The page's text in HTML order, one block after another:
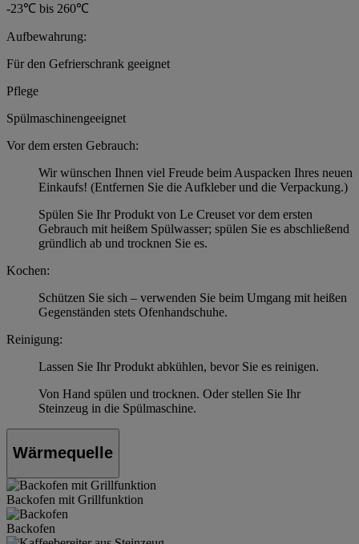
-23℃ bis 260℃
Aufbewahrung:
Für den Gefrierschrank geeignet
Pflege
Spülmaschinengeeignet
Vor dem ersten Gebrauch:
Wir wünschen Ihnen viel Freude beim Auspacken Ihres neuen
Einkaufs! (Entfernen Sie die Aufkleber und die Verpackung.)
Spülen Sie Ihr Produkt von Le Creuset vor dem ersten
Gebrauch mit heißem Spülwasser; spülen Sie es abschließend
gründlich ab und trocknen Sie es.
Kochen:
Schützen Sie sich – verwenden Sie beim Umgang mit heißen
Gegenständen stets Ofenhandschuhe.
Reinigung:
Lassen Sie Ihr Produkt abkühlen, bevor Sie es reinigen.
Von Hand spülen und trocknen. Oder stellen Sie Ihr
Steinzeug in die Spülmaschine.
Wärmequelle
Backofen mit Grillfunktion
Backofen